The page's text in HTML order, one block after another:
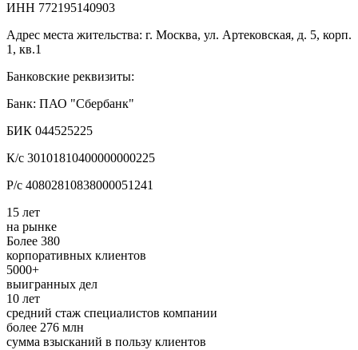
ИНН 772195140903
Адрес места жительства: г. Москва, ул. Артековская, д. 5, корп.
1, кв.1
Банковские реквизиты:
Банк: ПАО "Сбербанк"
БИК 044525225
К/с 30101810400000000225
Р/с 40802810838000051241
15 лет
на рынке
Более 380
корпоративных клиентов
5000+
выигранных дел
10 лет
средний стаж специалистов компании
более 276 млн
сумма взысканий в пользу клиентов